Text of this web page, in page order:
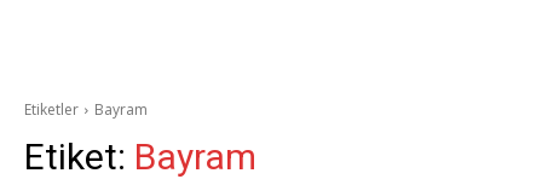
Etiketler Bayram
Etiket: Bayram